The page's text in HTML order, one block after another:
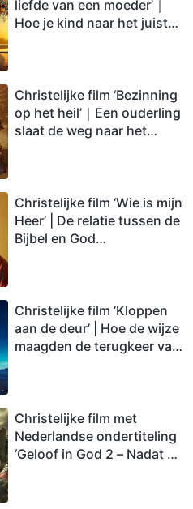
liefde van een moeder’｜
Hoe je kind naar het juiste
Christelijke film ‘Bezinning
op het heil’｜Een ouderling
slaat de weg naar het
Christelijke film ‘Wie is mijn
Heer’ | De relatie tussen de
Bijbel en God
Christelijke film ‘Kloppen
aan de deur’ | Hoe de wijze
maagden de terugkeer van
Christelijke film met
Nederlandse ondertiteling
‘Geloof in God 2 – Nadat de